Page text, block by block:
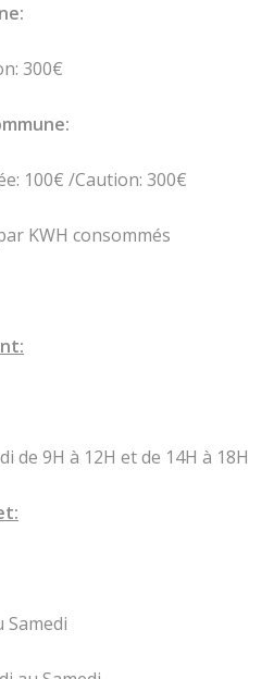
300€
100€ /Caution: 300€
KWH consommés
de 9H à 12H et de 14H à 18H
Samedi